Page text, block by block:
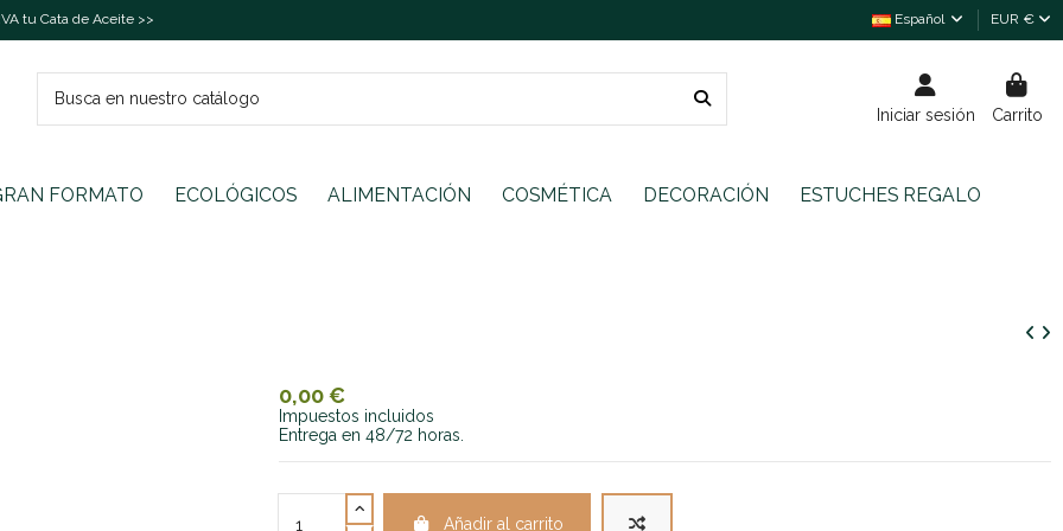
tu Cata de Aceite >> Español EUR €
Iniciar sesión Carrito
FORMATO ECOLÓGICOS ALIMENTACIÓN COSMÉTICA DECORACIÓN ESTUCHES REGALO
0,00 €
Impuestos incluidos
Entrega en 48/72 horas.
Añadir al carrito